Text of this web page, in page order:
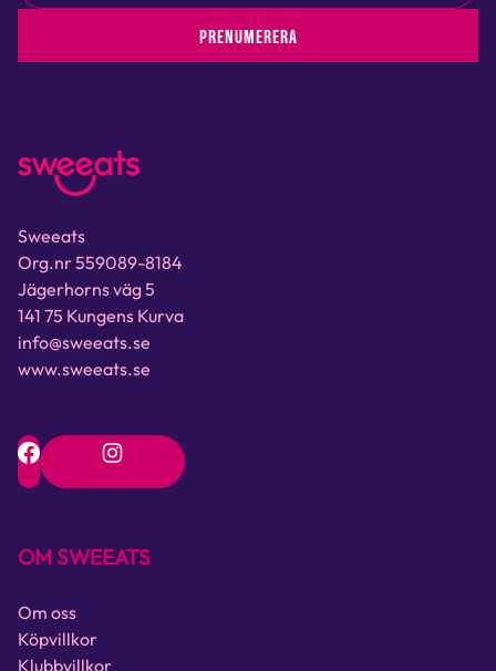
PRENUMERERA
Sweeats
Org.nr 559089-8184
Jägerhorns väg 5
141 75 Kungens Kurva
info@sweeats.se
www.sweeats.se
OM SWEEATS
Om oss
Köpvillkor
Klubbvillkor